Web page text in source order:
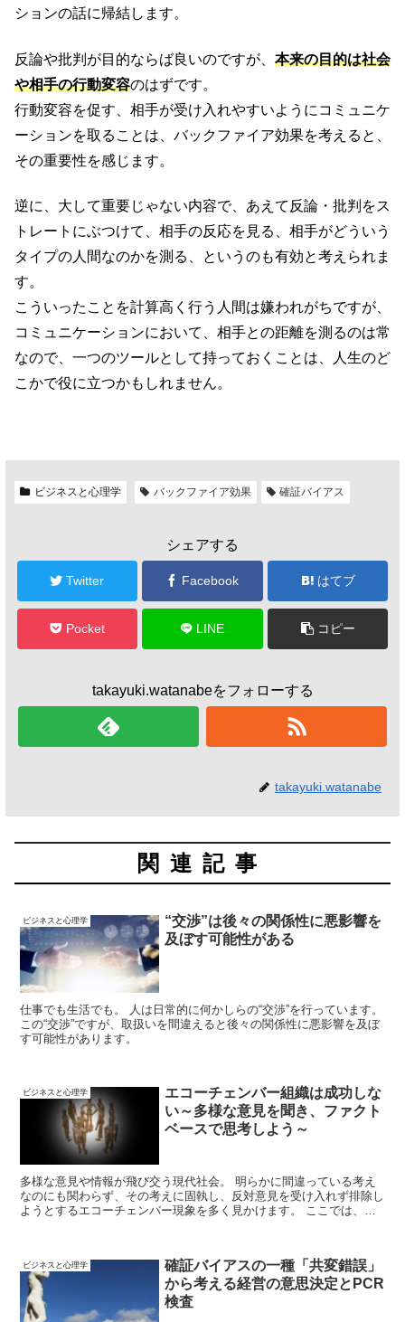
ションの話に帰結します。
反論や批判が目的ならば良いのですが、 本来の目的は社会
や相手の行動変容のはずです。
行動変容を促す、相手が受け入れやすいようにコミュニケ
ーションを取ることは、バックファイア効果を考えると、
その重要性を感じます。
逆に、大して重要じゃない内容で、あえて反論・批判をス
トレートにぶつけて、相手の反応を見る、相手がどういう
タイプの人間なのかを測る、というのも有効と考えられま
す。
こういったことを計算高く行う人間は嫌われがちですが、
コミュニケーションにおいて、相手との距離を測るのは常
なので、一つのツールとして持っておくことは、人生のど
こかで役に立つかもしれません。
ビジネスと心理学 バックファイア効果 確証バイアス
シェアする
Twitter Facebook はてブ
Pocket LINE コピー
takayuki.watanabeをフォローする
takayuki.watanabe
関連記事
ビジネスと心理学
“交渉”は後々の関係性に悪影響を
及ぼす可能性がある
仕事でも生活でも。 人は日常的に何かしらの“交渉”を行っています。
この“交渉”ですが、取扱いを間違えると後々の関係性に悪影響を及ぼ
す可能性があります。
ビジネスと心理学
エコーチェンバー組織は成功しな
い～多様な意見を聞き、ファクト
ベースで思考しよう～
多様な意見や情報が飛び交う現代社会。 明らかに間違っている考え
なのにも関わらず、その考えに固執し、反対意見を受け入れず排除し
ようとするエコーチェンバー現象を多く見かけます。 ここでは、エ
ビジネスと心理学
確証バイアスの一種「共変錯誤」
から考える経営の意思決定とPCR
検査